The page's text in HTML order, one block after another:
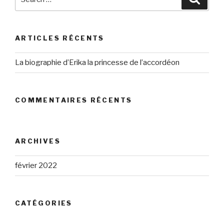
for:
ARTICLES RÉCENTS
La biographie d’Erika la princesse de l’accordéon
COMMENTAIRES RÉCENTS
ARCHIVES
février 2022
CATÉGORIES